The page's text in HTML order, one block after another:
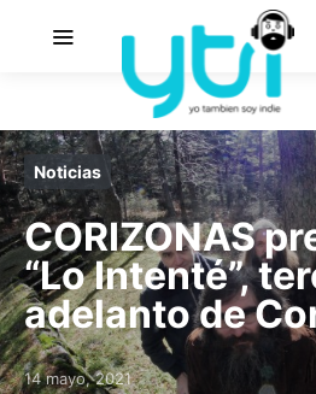
Noticias
CORIZONAS
“Lo Intenté”,
adelanto de
Posted on
14 mayo, 2021